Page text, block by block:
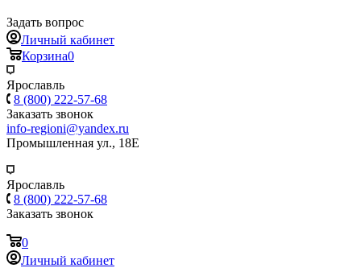
Задать вопрос
Личный кабинет
Корзина0
Ярославль
8 (800) 222-57-68
Заказать звонок
info-regioni@yandex.ru
Промышленная ул., 18Е
Ярославль
8 (800) 222-57-68
Заказать звонок
0
Личный кабинет